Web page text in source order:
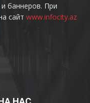
баннеров. При
сайт www.infocity.az